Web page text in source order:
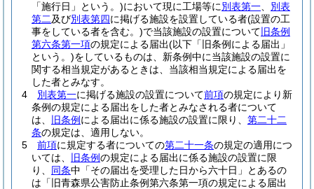
「施行日」という。)において現に工場等に別表第一
別表
第二及び別表第四に掲げる施設を設置している者(設置の工
事をしている者を含む。)で当該施設の設置について 旧条例
第六条第一項の規定による届出(以下「旧条例による届出」
という。)をしているものは、新条例中に当該施設の設置に
関する相当規定があるときは、当該相当規定による届出を
した者とみなす。
4
別表第一に掲げる施設の設置について前項の規定により新
条例の規定による届出をした者とみなされる者について
は、
旧条例 による届出に係る施設の設置に限り、 第二十二
条の規定は、適用しない。
5
前項に規定する者についての第二十一条の規定の適用につ
いては、
旧条例の規定による届出に係る施設の設置に限
り、 同条中「その届出を受理した日から六十日」とあるの
は「旧青森県公害防止条例第六条第一項の規定による届出